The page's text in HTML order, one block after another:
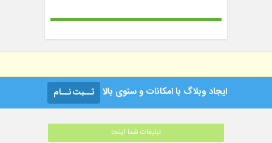
ایجاد وبلاگ با امکانات و سئوی بالا ثــبت نــام
تبلیغات شما اینجا